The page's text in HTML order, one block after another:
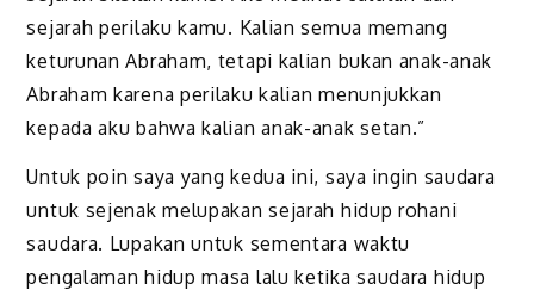
sejarah perilaku kamu. Kalian semua memang
keturunan Abraham, tetapi kalian bukan anak-anak
Abraham karena perilaku kalian menunjukkan
kepada aku bahwa kalian anak-anak setan.”
Untuk poin saya yang kedua ini, saya ingin saudara
untuk sejenak melupakan sejarah hidup rohani
saudara. Lupakan untuk sementara waktu
pengalaman hidup masa lalu ketika saudara hidup